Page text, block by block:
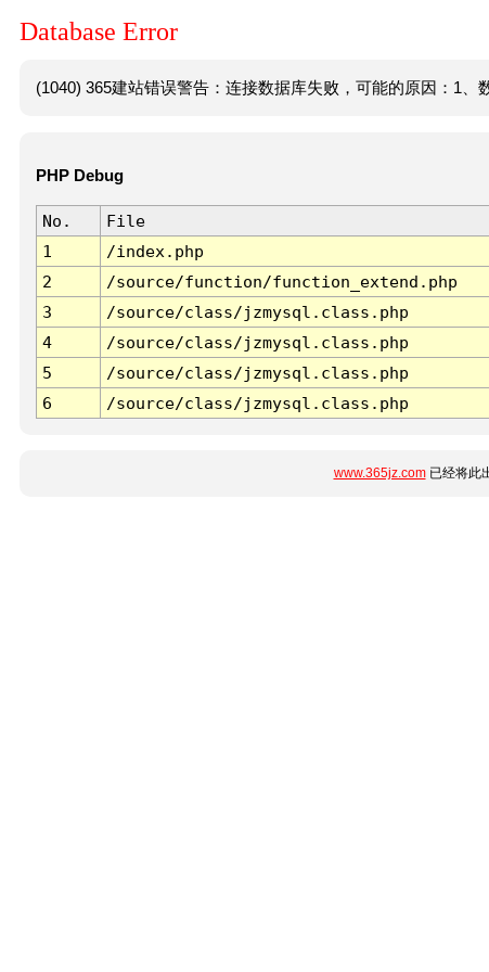
Database Error
(1040) 365建站错误警告：连接数据库失败，可能的原因：1、
PHP Debug
No. File
1
/index.php
2
/source/function/function_extend.php
3
/source/class/jzmysql.class.php
4
/source/class/jzmysql.class.php
5
/source/class/jzmysql.class.php
6
/source/class/jzmysql.class.php
www.365jz.com已经将此